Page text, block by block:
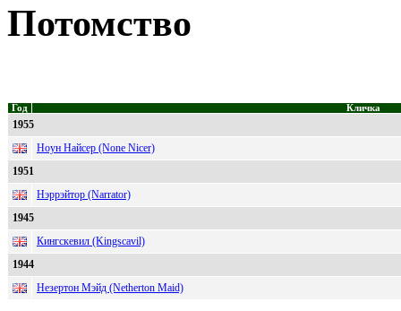
Потомство
Год Кличка
1955
Ноун Найсер (None Nicer)
1951
Нэррэйтор (Narrator)
1945
Кингскевил (Kingscavil)
1944
Незертон Мэйд (Netherton Maid)